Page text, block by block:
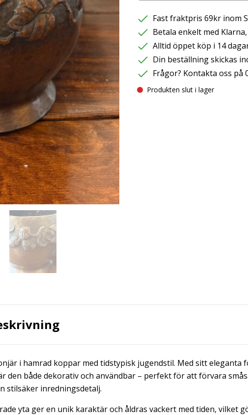
Fast fraktpris 69kr inom
Betala enkelt med
Alltid öppet köp i 14
Din beställning skickas
Frågor? Kontakta oss på
Produkten slut i lager
i hamrad koppar med tidstypisk jugendstil. Med sitt eleganta
den både dekorativ och användbar – perfekt för att förvara
stilsäker inredningsdetalj.
yta ger en unik karaktär och åldras vackert med tiden, vilket